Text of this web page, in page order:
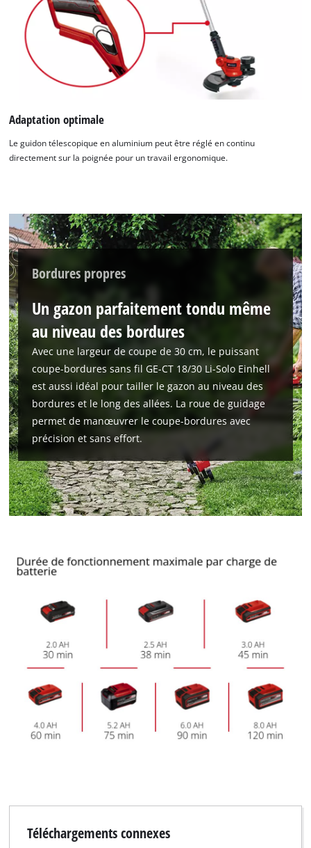
Nous avons besoin de ton accord pour
This content is not permitted to load due
to the list of technologies used.
Powered byUsercentrics Consent
Adaptation optimale
Le guidon télescopique en aluminium peut être réglé en continu
directement sur la poignée pour un travail ergonomique.
Bordures propres
Un gazon parfaitement tondu même
au niveau des bordures
Avec une largeur de coupe de 30 cm, le puissant
coupe-bordures sans fil GE-CT 18/30 Li-Solo Einhell
est aussi idéal pour tailler le gazon au niveau des
bordures et le long des allées. La roue de guidage
permet de manœuvrer le coupe-bordures avec
précision et sans effort.
Téléchargements connexes